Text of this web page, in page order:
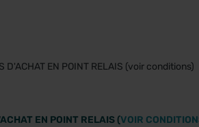
EN POINT RELAIS (VOIR